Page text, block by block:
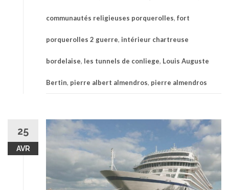
communautés religieuses porquerolles, fort
porquerolles 2 guerre, intérieur chartreuse
bordelaise, les tunnels de conliege, Louis Auguste
Bertin, pierre albert almendros, pierre almendros
25
AVR